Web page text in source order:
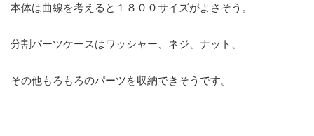
本体は曲線を考えると１８００サイズがよさそう。
分割パーツケースはワッシャー、ネジ、ナット、
その他もろもろのパーツを収納できそうです。